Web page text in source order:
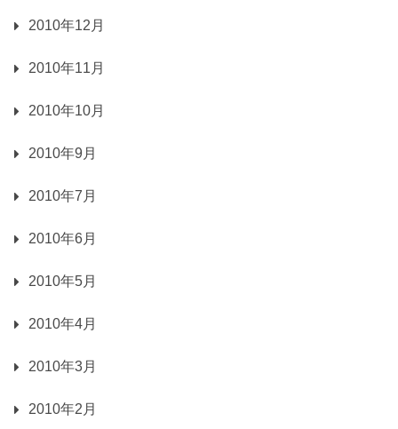
2010年12月
2010年11月
2010年10月
2010年9月
2010年7月
2010年6月
2010年5月
2010年4月
2010年3月
2010年2月